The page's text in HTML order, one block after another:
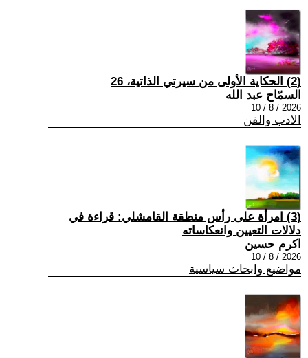
(2) الحكاية الأولى من سيرتي الذاتية، 26
السمّاح عبد الله
2026 / 8 / 10
الادب والفن
(3) امرأة على رأس منطقة القامشلي: قراءة في
دلالات التعيين وانعكاساته
اكرم حسين
2026 / 8 / 10
مواضيع وابحاث سياسية